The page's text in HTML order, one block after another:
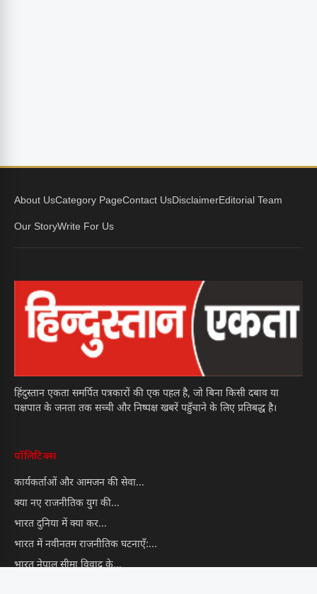
About UsCategory PageContact UsDisclaimerEditorial Team
Our StoryWrite For Us
हिंदुस्तान एकता समर्पित पत्रकारों की एक पहल है, जो बिना किसी दबाव या
पक्षपात के जनता तक सच्ची और निष्पक्ष खबरें पहुँचाने के लिए प्रतिबद्ध है।
पॉलिटिक्स
कार्यकर्ताओं और आमजन की सेवा...
क्या नए राजनीतिक युग की...
भारत दुनिया में क्या कर...
भारत में नवीनतम राजनीतिक घटनाएँ:...
भारत नेपाल सीमा विवाद के...